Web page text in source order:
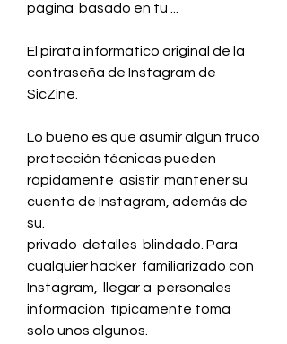
página  basado en tu ...
El pirata informático original de la
contraseña de Instagram de
SicZine.
Lo bueno es que asumir algún truco
protección técnicas pueden
rápidamente  asistir  mantener su
cuenta de Instagram, además de
su.
privado  detalles  blindado. Para
cualquier hacker  familiarizado con
Instagram,  llegar a  personales
información  típicamente toma
solo unos algunos.